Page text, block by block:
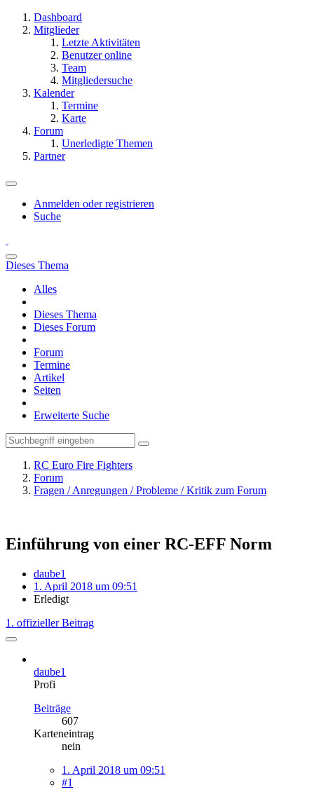
Dashboard
Mitglieder
Letzte Aktivitäten
Benutzer online
Team
Mitgliedersuche
Kalender
Termine
Karte
Forum
Unerledigte Themen
Partner
Anmelden oder registrieren
Suche
Dieses Thema
Alles
Dieses Thema
Dieses Forum
Forum
Termine
Artikel
Seiten
Erweiterte Suche
RC Euro Fire Fighters
Forum
Fragen / Anregungen / Probleme / Kritik zum Forum
Einführung von einer RC-EFF Norm
daube1
1. April 2018 um 09:51
Erledigt
1. offizieller Beitrag
daube1
Profi
Beiträge
607
Karteneintrag
nein
1. April 2018 um 09:51
#1